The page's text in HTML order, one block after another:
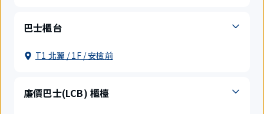
巴士櫃台
T1 北翼 / 1F / 安檢前
廉價巴士(LCB) 櫃檯